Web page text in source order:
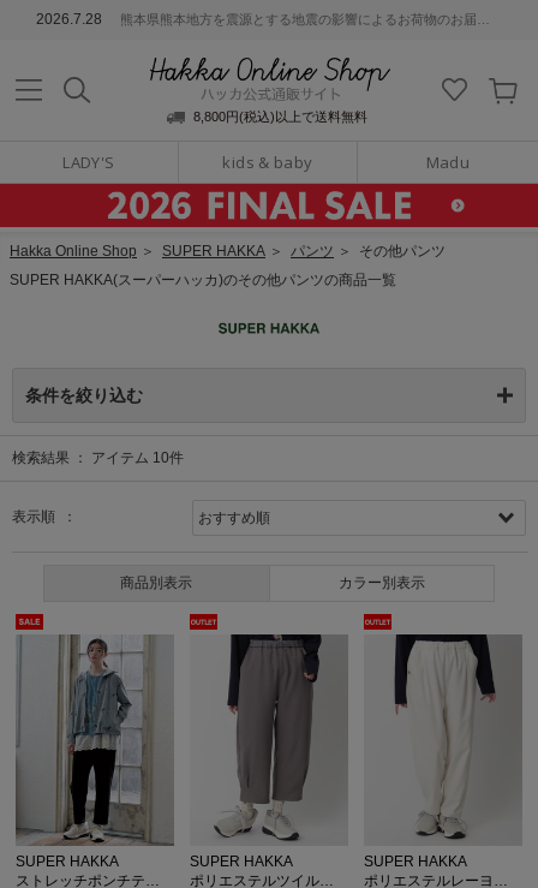
2026.7.28 熊本県熊本地方を震源とする地震の影響によるお荷物のお届けについて
8,800円(税込)以上で送料無料
LADY'S kids & baby Madu
通販サイト
Hakka Online Shop ＞ SUPER HAKKA ＞ パンツ ＞ その他パンツ
SUPER HAKKA(スーパーハッカ)のその他パンツの商品一覧
条件を絞り込む
検索結果 ： アイテム 10件
表示順 ：
商品別表示 カラー別表示
SUPER HAKKA
SUPER HAKKA
SUPER HAKKA